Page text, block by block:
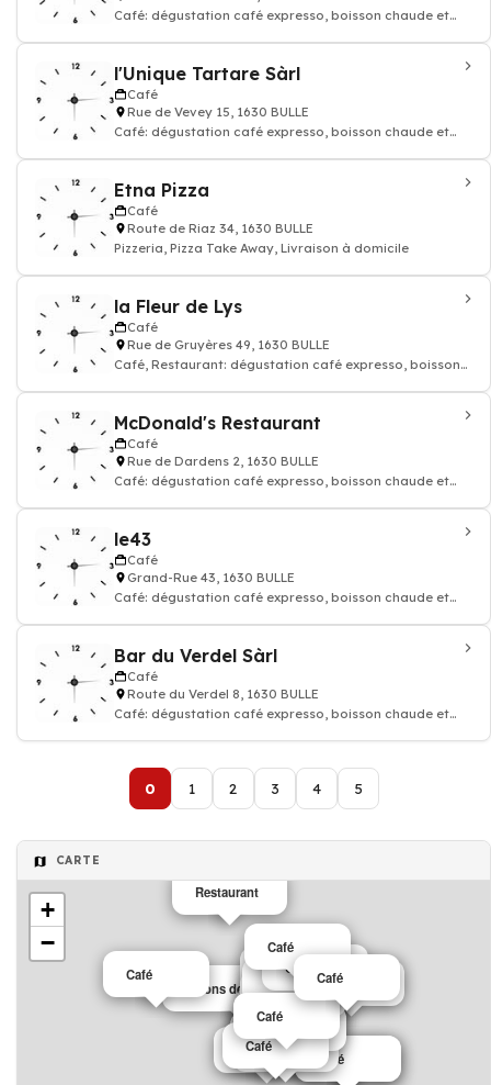
Café: dégustation café expresso, boisson chaude et
l'Unique Tartare Sàrl
Café
Rue de Vevey 15, 1630 BULLE
Café: dégustation café expresso, boisson chaude et
Etna Pizza
Café
Route de Riaz 34, 1630 BULLE
Pizzeria, Pizza Take Away, Livraison à domicile
la Fleur de Lys
Café
Rue de Gruyères 49, 1630 BULLE
Café, Restaurant: dégustation café expresso, boisson
McDonald's Restaurant
Café
Rue de Dardens 2, 1630 BULLE
Café: dégustation café expresso, boisson chaude et
le43
Café
Grand-Rue 43, 1630 BULLE
Café: dégustation café expresso, boisson chaude et
Bar du Verdel Sàrl
Café
Route du Verdel 8, 1630 BULLE
Café: dégustation café expresso, boisson chaude et
0 1 2 3 4 5
CARTE
Salons de thé café
Café Café
Café
Café
Café
Café
Café
Café
Restaurant
Café
Café
Café
Café
Café
Café
Café
Café
+
−